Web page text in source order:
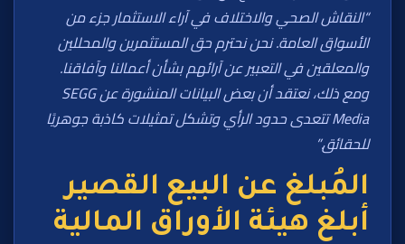
“النقاش الصحي والاختلاف في آراء الاستثمار جزء من
الأسواق العامة. نحن نحترم حق المستثمرين والمحللين
والمعلقين في التعبير عن آرائهم بشأن أعمالنا وآفاقنا.
ومع ذلك، نعتقد أن بعض البيانات المنشورة عن SEGG
Media تتعدى حدود الرأي وتشكل تمثيلات كاذبة جوهريًا
للحقائق.”
المُبلغ عن البيع القصير
أبلغ هيئة الأوراق المالية